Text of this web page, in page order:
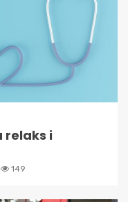
relaks i
149